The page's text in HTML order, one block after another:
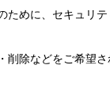
めに、セキュリテ
削除などをご希望